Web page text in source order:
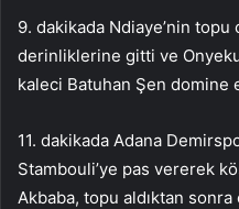
9. dakikada Ndiaye’nin topu
derinliklerine gitti ve
kaleci Batuhan Şen domine
11. dakikada Adana
Stambouli’ye pas vererek
Akbaba, topu aldıktan sonra